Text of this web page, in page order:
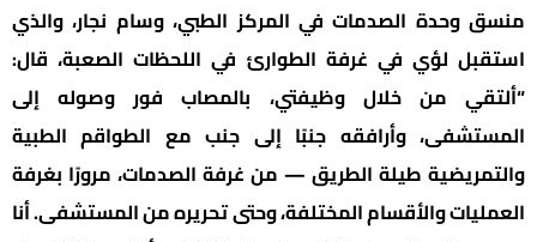
منسق وحدة الصدمات في المركز الطبي، وسام نجار، والذي
استقبل لؤي في غرفة الطوارئ في اللحظات الصعبة، قال:
“ألتقي من خلال وظيفتي، بالمصاب فور وصوله إلى
المستشفى، وأرافقه جنبًا إلى جنب مع الطواقم الطبية
والتمريضية طيلة الطريق — من غرفة الصدمات، مرورًا بغرفة
العمليات والأقسام المختلفة، وحتى تحريره من المستشفى. أنا